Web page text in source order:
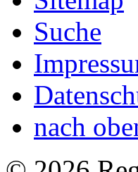
Suche
nach